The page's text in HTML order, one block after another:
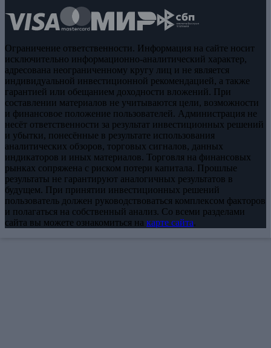
Ограничение ответственности. Информация на сайте носит
исключительно информационно-аналитический характер,
адресована неограниченному кругу лиц и не является
индивидуальной инвестиционной рекомендацией, а также
гарантией или обещанием доходности вложений. При
составлении материалов не учитываются цели, возможности
и финансовое положение пользователей. Администрация не
несёт ответственности за результат инвестиционных решений
и убытки, понесённые в результате использования
аналитических обзоров, торговых сигналов, данных
индикаторов и иных материалов. Торговля на финансовых
рынках сопряжена с риском потери капитала. Прошлые
результаты не гарантируют аналогичных результатов в
будущем. При принятии инвестиционных решений
пользователь должен руководствоваться комплексом факторов
и полагаться на собственный анализ. Со всеми разделами
сайта вы можете ознакомиться на карте сайта.